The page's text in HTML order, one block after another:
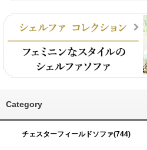
Category
チェスターフィールドソファ(744)